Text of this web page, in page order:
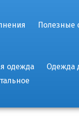
Полезные
одежда
Одежда